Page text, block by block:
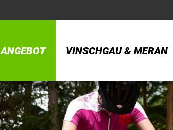
ANGEBOT VINSCHGAU & MERAN